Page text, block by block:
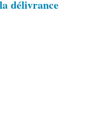
la délivrance